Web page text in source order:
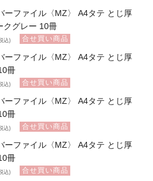
ーファイル〈MZ〉 A4タテ とじ厚
クグレー 10冊
込) 合せ買い商品
ーファイル〈MZ〉 A4タテ とじ厚
冊
込) 合せ買い商品
ーファイル〈MZ〉 A4タテ とじ厚
冊
込) 合せ買い商品
ーファイル〈MZ〉 A4タテ とじ厚
冊
込) 合せ買い商品